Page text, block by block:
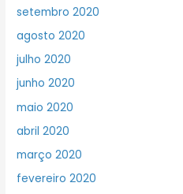
setembro 2020
agosto 2020
julho 2020
junho 2020
maio 2020
abril 2020
março 2020
fevereiro 2020